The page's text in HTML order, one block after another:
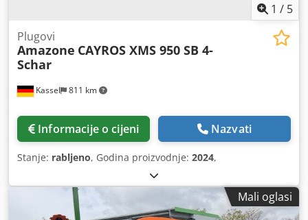
1 / 5
Kassel 811 km
Plugovi
Amazone CAYROS XMS 950 SB 4-
Schar
Informacije o cijeni Nazvati
Stanje: rabljeno, Godina proizvodnje: 2024,
Mali oglasi